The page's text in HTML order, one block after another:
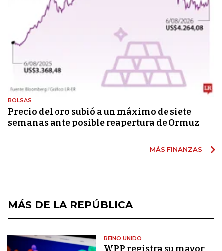
BOLSAS
Precio del oro subió a un máximo de siete
semanas ante posible reapertura de Ormuz
MÁS FINANZAS
MÁS DE LA REPÚBLICA
REINO UNIDO
WPP registra su mayor